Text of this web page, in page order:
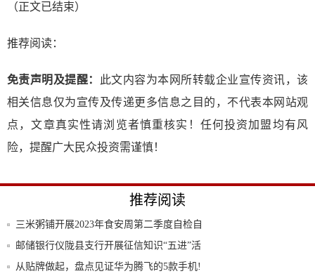
（正文已结束）
推荐阅读：
免责声明及提醒：
此文内容为本网所转载企业宣传资讯，该
相关信息仅为宣传及传递更多信息之目的，不代表本网站观
点，文章真实性请浏览者慎重核实！任何投资加盟均有风
险，提醒广大民众投资需谨慎！
推荐阅读
三米粥铺开展2023年食安周第二季度自检自
查
邮储银行仪陇县支行开展征信知识“五进”活
动
从贴牌做起，盘点见证华为腾飞的5款手机!